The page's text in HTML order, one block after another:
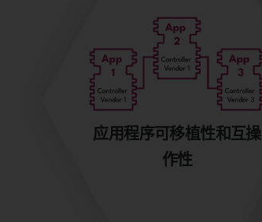
应用程序可移植性和互操
作性